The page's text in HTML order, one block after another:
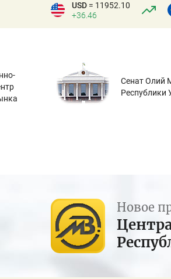
USD = 11952.10
+36.46
Сенат Олий
Республики
Новое